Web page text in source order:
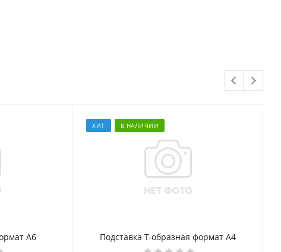
А6
ХИТ В НАЛИЧИИ
Подставка Т-образная формат А4